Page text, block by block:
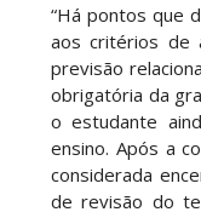
“Há pontos que
aos critérios de
previsão
obrigatória da
o estudante
ensino. Após a
considerada
de revisão do